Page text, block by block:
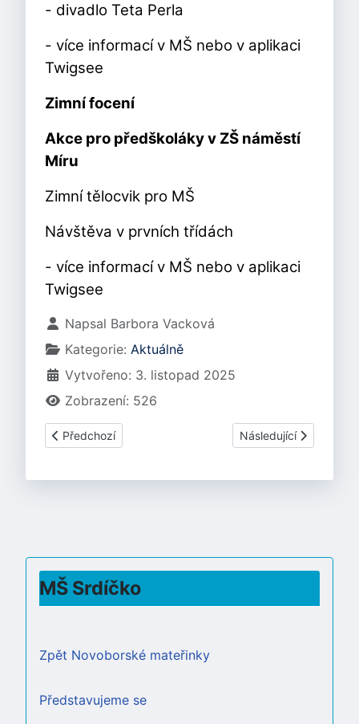
- divadlo Teta Perla
- více informací v MŠ nebo v aplikaci
Twigsee
Zimní focení
Akce pro předškoláky v ZŠ náměstí
Míru
Zimní tělocvik pro MŠ
Návštěva v prvních třídách
- více informací v MŠ nebo v aplikaci
Twigsee
Základní údaje
Napsal Barbora Vacková
Kategorie: Aktuálně
Vytvořeno: 3. listopad 2025
Zobrazení: 526
Předchozí článek: PROGRAM NA MĚSÍC PROSINEC 2025
Předchozí Další článek:
Následující
MŠ Srdíčko
Zpět Novoborské mateřinky
Představujeme se